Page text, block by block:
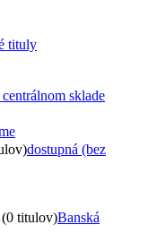
tituly
centrálnom sklade
dostupná (bez
titulov)Banská